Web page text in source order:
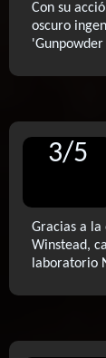
Con su
oscuro
3/5
Gracias a la
Winstead,
laboratorio